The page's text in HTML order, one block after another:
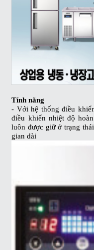
Tính năng
- Với hệ thống điều
điều khiển nhiệt độ
luôn được giữ ở trạng
gian dài